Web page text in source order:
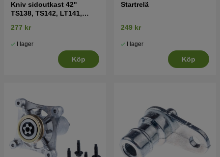
Kniv sidoutkast 42"
TS138, TS142, LT141,
277 kr
I lager
Köp
Startrelä
249 kr
I lager
Köp